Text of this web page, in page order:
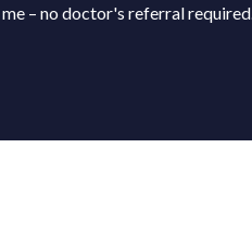
– no doctor's referral required.